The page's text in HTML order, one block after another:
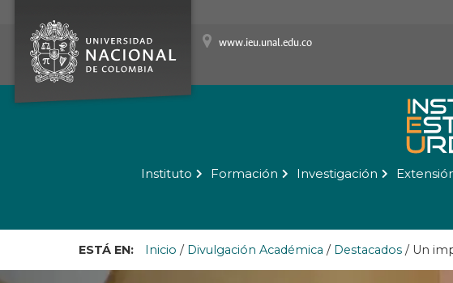
www.ieu.unal.edu.co
Instituto Formación Investigación
ESTÁ EN: Inicio / Divulgación Académica / Destacados / Un